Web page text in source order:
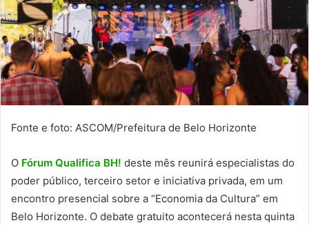
Fonte e foto: ASCOM/Prefeitura de Belo Horizonte
O Fórum Qualifica BH! deste mês reunirá especialistas do
poder público, terceiro setor e iniciativa privada, em um
encontro presencial sobre a “Economia da Cultura” em
Belo Horizonte. O debate gratuito acontecerá nesta quinta